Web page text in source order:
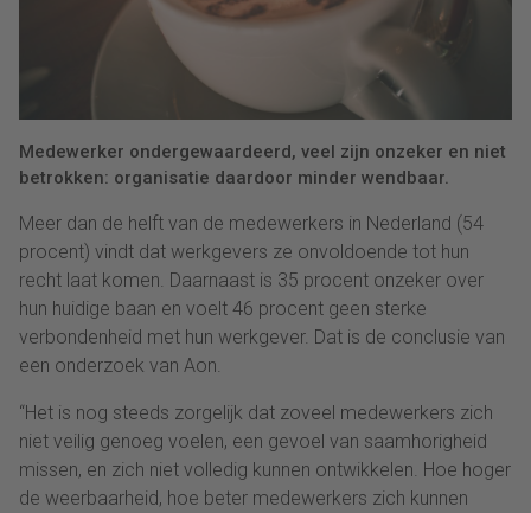
Medewerker ondergewaardeerd, veel zijn onzeker en niet
betrokken: organisatie daardoor minder wendbaar.
Meer dan de helft van de medewerkers in Nederland (54
procent) vindt dat werkgevers ze onvoldoende tot hun
recht laat komen. Daarnaast is 35 procent onzeker over
hun huidige baan en voelt 46 procent geen sterke
verbondenheid met hun werkgever. Dat is de conclusie van
een onderzoek van Aon.
“Het is nog steeds zorgelijk dat zoveel medewerkers zich
niet veilig genoeg voelen, een gevoel van saamhorigheid
missen, en zich niet volledig kunnen ontwikkelen. Hoe hoger
de weerbaarheid, hoe beter medewerkers zich kunnen